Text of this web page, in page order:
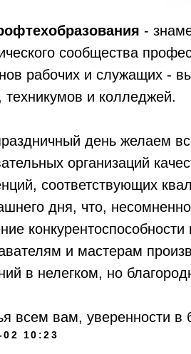
-
сообщества
рабочих и служащих -
и колледжей.
день желаем
организаций
соответствующих
дня, что,
конкурентоспособности
и мастерам
в нелегком, но
всем вам, уверенности
02 10:23